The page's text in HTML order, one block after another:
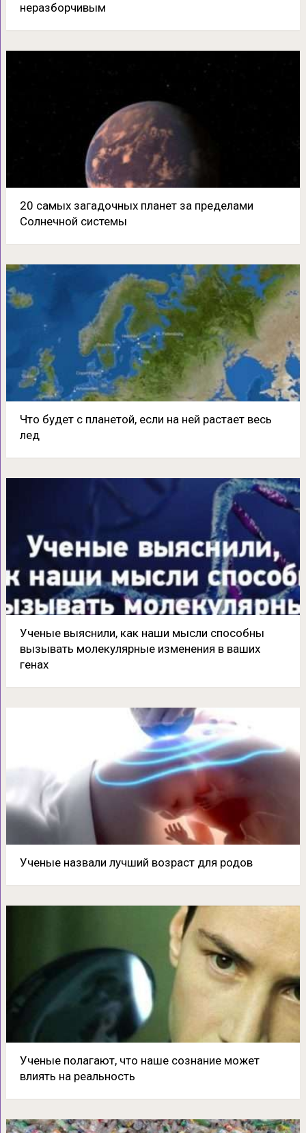
неразборчивым
20 самых загадочных планет за пределами
Солнечной системы
Что будет с планетой, если на ней растает весь
лед
Ученые выяснили, как наши мысли способны
вызывать молекулярные изменения в ваших
генах
Ученые назвали лучший возраст для родов
Ученые полагают, что наше сознание может
влиять на реальность